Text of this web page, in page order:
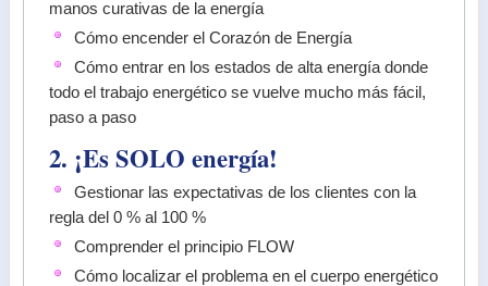
manos curativas de la energía
Cómo encender el Corazón de Energía
Cómo entrar en los estados de alta energía donde
todo el trabajo energético se vuelve mucho más fácil,
paso a paso
2. ¡Es SOLO energía!
Gestionar las expectativas de los clientes con la
regla del 0 % al 100 %
Comprender el principio FLOW
Cómo localizar el problema en el cuerpo energético